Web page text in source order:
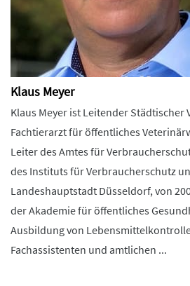
Klaus Meyer
Klaus Meyer ist Leitender
Fachtierarzt für öffentliches
Leiter des Amtes für
des Instituts für Verbraucherschutz
Landeshauptstadt Düsseldorf, von
der Akademie für öffentliches
Ausbildung von
Fachassistenten und amtlichen ...